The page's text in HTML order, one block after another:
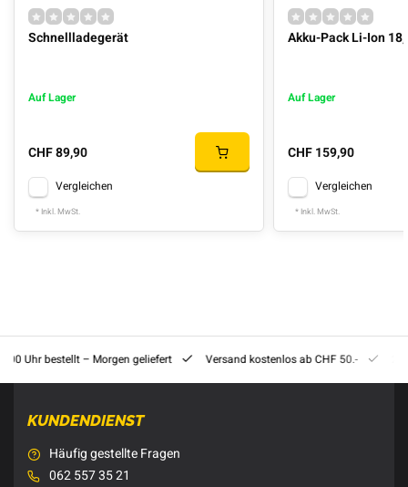
Schnellladegerät
Auf Lager
CHF 89,90
Vergleichen
* Inkl. MwSt.
Akku-Pack Li-Ion
Auf Lager
CHF 159,90
Vergleichen
* Inkl. MwSt.
Uhr bestellt – Morgen geliefert Versand kostenlos ab CHF 50.-
KUNDENDIENST
Häufig gestellte Fragen
062 557 35 21